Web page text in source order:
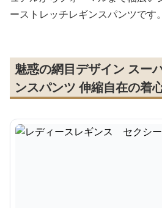
ーストレッチレギンスパンツです。
魅惑の網目デザイン スー
ンスパンツ 伸縮自在の着